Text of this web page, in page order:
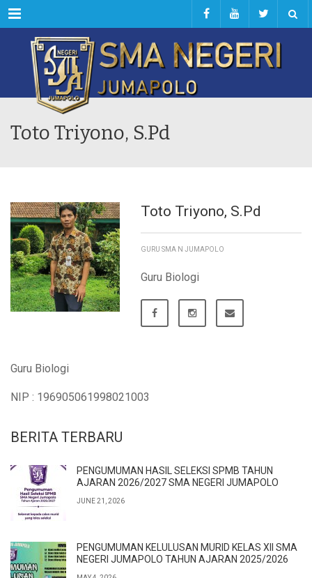
Menu
Toto Triyono, S.Pd
Toto Triyono, S.Pd
GURU SMA N JUMAPOLO
Guru Biologi
Guru Biologi
NIP : 196905061998021003
BERITA TERBARU
PENGUMUMAN HASIL SELEKSI SPMB TAHUN
AJARAN 2026/2027 SMA NEGERI JUMAPOLO
JUNE 21, 2026
PENGUMUMAN KELULUSAN MURID KELAS XII SMA
NEGERI JUMAPOLO TAHUN AJARAN 2025/2026